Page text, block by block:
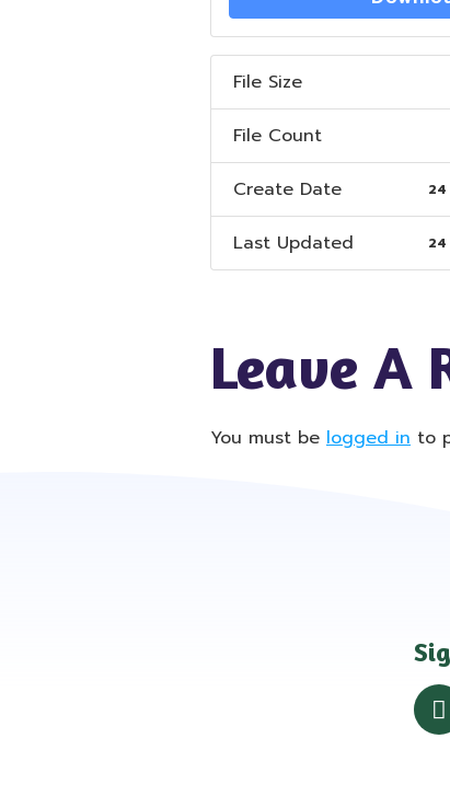
File Size
File Count
Create Date
Last Updated
Leave A
You must be logged in to